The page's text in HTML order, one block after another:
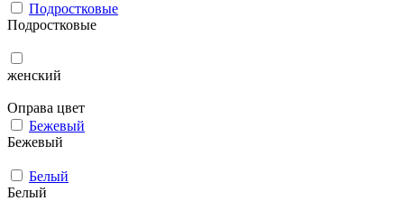
Подростковые
Подростковые
женский
Оправа цвет
Бежевый
Бежевый
Белый
Белый